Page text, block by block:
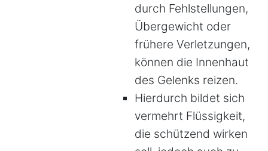
durch Fehlstellungen,
Übergewicht oder
frühere Verletzungen,
können die Innenhaut
des Gelenks reizen.
Hierdurch bildet sich
vermehrt Flüssigkeit,
die schützend wirken